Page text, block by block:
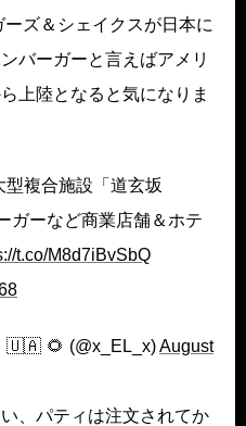
ズ＆シェイクスが日本に
バーガーと言えばアメリ
上陸となると気になりま
型複合施設「道玄坂
ガーなど商業店舗＆ホテ
t.co/M8d7iBvSbQ
🇺🇦 🌻 (@x_EL_x)August
、パティは注文されてか